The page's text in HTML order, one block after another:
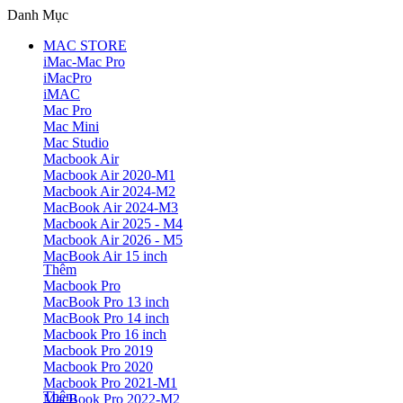
Danh Mục
MAC STORE
iMac-Mac Pro
iMacPro
iMAC
Mac Pro
Mac Mini
Mac Studio
Macbook Air
Macbook Air 2020-M1
Macbook Air 2024-M2
MacBook Air 2024-M3
Macbook Air 2025 - M4
Macbook Air 2026 - M5
MacBook Air 15 inch
Thêm
Macbook Pro
MacBook Pro 13 inch
MacBook Pro 14 inch
Macbook Pro 16 inch
Macbook Pro 2019
Macbook Pro 2020
Macbook Pro 2021-M1
MacBook Pro 2022-M2
Thêm